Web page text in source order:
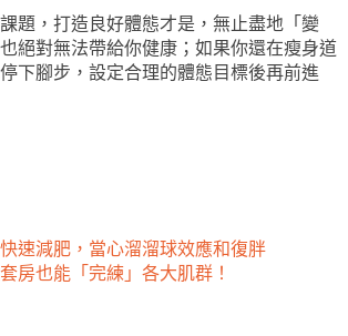
題，打造良好體態才是，無止盡地「變
絕對無法帶給你健康；如果你還在瘦身道
下腳步，設定合理的體態目標後再前進
速減肥，當心溜溜球效應和復胖
房也能「完練」各大肌群！